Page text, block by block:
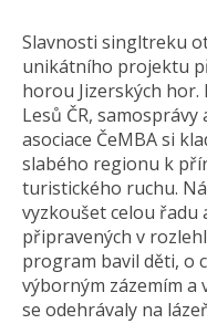
Slavnosti singltreku
unikátního projektu
horou Jizerských
Lesů ČR,
asociace ČeMBA si
slabého regionu k
turistického ruchu.
vyzkoušet celou řadu
připravených v
program bavil děti, o
výborným zázemím a
se odehrávaly na